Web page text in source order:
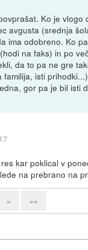
Ko je vlogo
avgusta (srednja
ima odobreno. Ko
na faks) in po
da to pa ne gre
familija, isti
gor pa je bil isti
kar poklical v
na prebrano na
» »»